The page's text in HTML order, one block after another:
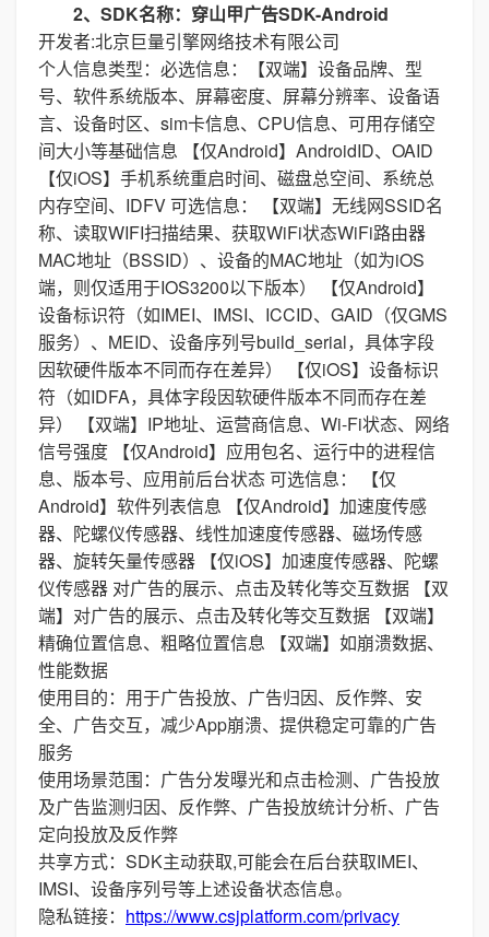
2、SDK名称：穿山甲广告SDK-Android
开发者:北京巨量引擎网络技术有限公司
个人信息类型：必选信息：【双端】设备品牌、型
号、软件系统版本、屏幕密度、屏幕分辨率、设备语
言、设备时区、sim卡信息、CPU信息、可用存储空
间大小等基础信息 【仅Android】AndroidID、OAID
【仅iOS】手机系统重启时间、磁盘总空间、系统总
内存空间、IDFV 可选信息： 【双端】无线网SSID名
称、读取WIFI扫描结果、获取WiFi状态WiFi路由器
MAC地址（BSSID）、设备的MAC地址（如为iOS
端，则仅适用于IOS3200以下版本） 【仅Android】
设备标识符（如IMEI、IMSI、ICCID、GAID（仅GMS
服务）、MEID、设备序列号build_serial，具体字段
因软硬件版本不同而存在差异） 【仅iOS】设备标识
符（如IDFA，具体字段因软硬件版本不同而存在差
异） 【双端】IP地址、运营商信息、Wi-Fi状态、网络
信号强度 【仅Android】应用包名、运行中的进程信
息、版本号、应用前后台状态 可选信息： 【仅
Android】软件列表信息 【仅Android】加速度传感
器、陀螺仪传感器、线性加速度传感器、磁场传感
器、旋转矢量传感器 【仅iOS】加速度传感器、陀螺
仪传感器 对广告的展示、点击及转化等交互数据 【双
端】对广告的展示、点击及转化等交互数据 【双端】
精确位置信息、粗略位置信息 【双端】如崩溃数据、
性能数据
使用目的：用于广告投放、广告归因、反作弊、安
全、广告交互，减少App崩溃、提供稳定可靠的广告
服务
使用场景范围：广告分发曝光和点击检测、广告投放
及广告监测归因、反作弊、广告投放统计分析、广告
定向投放及反作弊
共享方式：SDK主动获取,可能会在后台获取IMEI、
IMSI、设备序列号等上述设备状态信息。
隐私链接： https://www.csjplatform.com/privacy